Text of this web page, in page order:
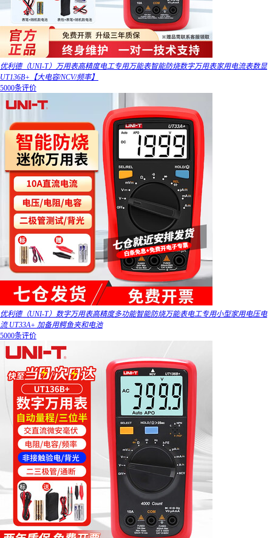
优利德（UNI-T）万用表高精度电工专用万能表智能防烧数字万用表家用电流表数显
UT136B+【大电容/NCV/频率】
5000条评价
优利德（UNI-T）数字万用表高精度多功能智能防烧万能表电工专用小型家用电压电
流 UT33A+ 加备用鳄鱼夹和电池
5000条评价